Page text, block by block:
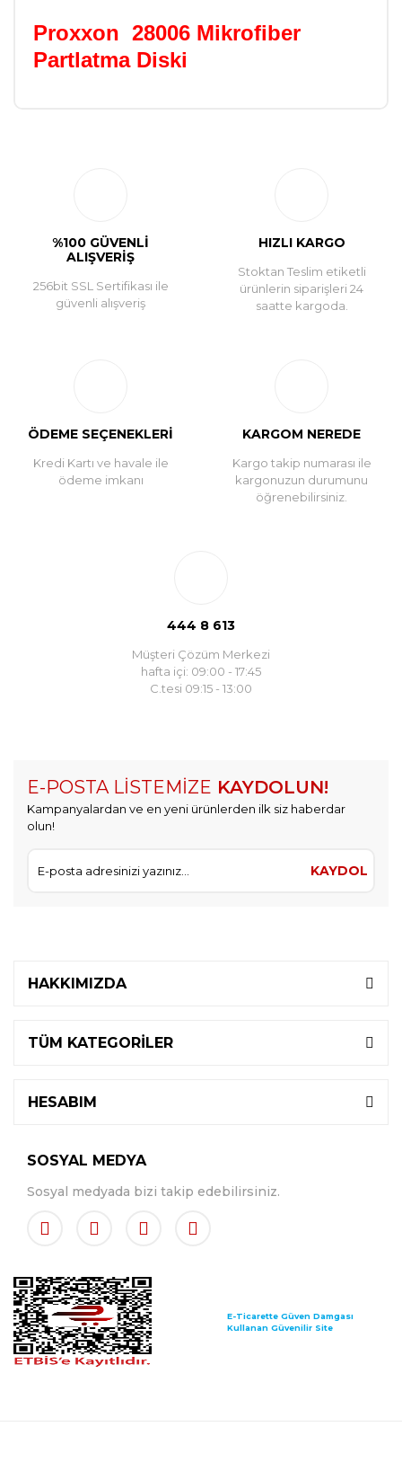
Proxxon 28006 Mikrofiber
Partlatma Diski
%100 GÜVENLİ
ALIŞVERİŞ
256bit SSL Sertifikası ile
güvenli alışveriş
HIZLI KARGO
Stoktan Teslim etiketli
ürünlerin siparişleri 24
saatte kargoda.
ÖDEME SEÇENEKLERİ
Kredi Kartı ve havale ile
ödeme imkanı
KARGOM NEREDE
Kargo takip numarası ile
kargonuzun durumunu
öğrenebilirsiniz.
444 8 613
Müşteri Çözüm Merkezi
hafta içi: 09:00 - 17:45
C.tesi 09:15 - 13:00
E-POSTA LİSTEMİZE KAYDOLUN!
Kampanyalardan ve en yeni ürünlerden ilk siz haberdar
olun!
KAYDOL
HAKKIMIZDA
TÜM KATEGORİLER
HESABIM
SOSYAL MEDYA
Sosyal medyada bizi takip edebilirsiniz.
E-Ticarette Güven Damgası
Kullanan Güvenilir Site